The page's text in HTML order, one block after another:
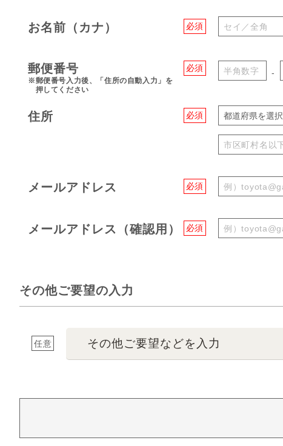
必須
お名前（カナ）
必須
郵便番号
※郵便番号入力後、「住所の自動入力」を
押してください
-
必須
住所 都道府県を選択
必須
メールアドレス
必須
メールアドレス（確認用）
その他ご要望の入力
任意 その他ご要望などを入力